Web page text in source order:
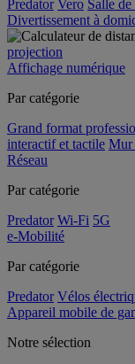
Predator Vero Salle de
Divertissement à
projection
Affichage numérique
Par catégorie
Grand format
interactif et tactile Mur
Réseau
Par catégorie
Predator Wi-Fi 5G
e-Mobilité
Par catégorie
Predator Vélos
Appareil mobile de
Notre sélection